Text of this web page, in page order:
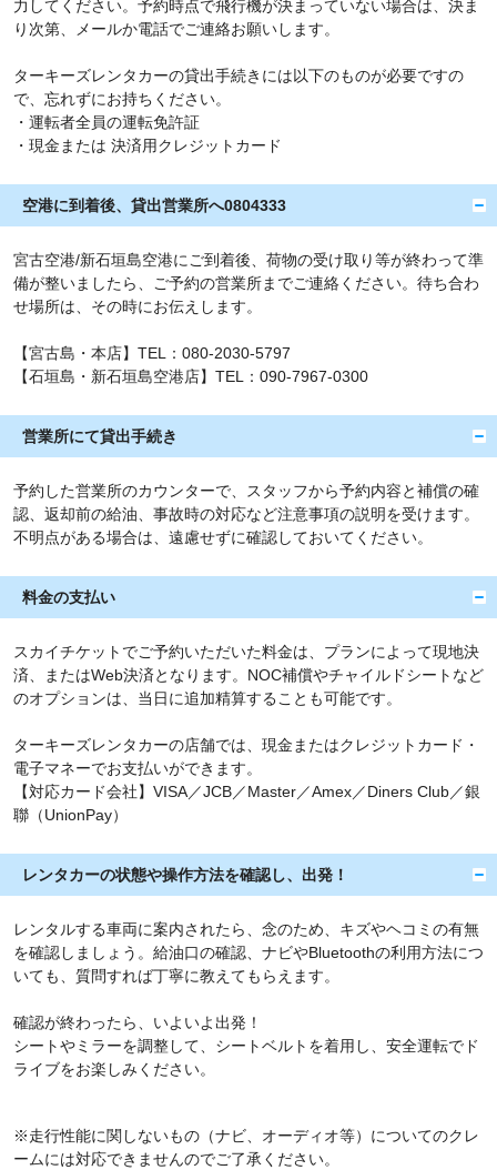
力してください。予約時点で飛行機が決まっていない場合は、決ま
り次第、メールか電話でご連絡お願いします。
ターキーズレンタカーの貸出手続きには以下のものが必要ですの
で、忘れずにお持ちください。
・運転者全員の運転免許証
・現金または 決済用クレジットカード
空港に到着後、貸出営業所へ0804333
宮古空港/新石垣島空港にご到着後、荷物の受け取り等が終わって準
備が整いましたら、ご予約の営業所までご連絡ください。待ち合わ
せ場所は、その時にお伝えします。
【宮古島・本店】TEL：080-2030-5797
【石垣島・新石垣島空港店】TEL：090-7967-0300
営業所にて貸出手続き
予約した営業所のカウンターで、スタッフから予約内容と補償の確
認、返却前の給油、事故時の対応など注意事項の説明を受けます。
不明点がある場合は、遠慮せずに確認しておいてください。
料金の支払い
スカイチケットでご予約いただいた料金は、プランによって現地決
済、またはWeb決済となります。NOC補償やチャイルドシートなど
のオプションは、当日に追加精算することも可能です。
ターキーズレンタカーの店舗では、現金またはクレジットカード・
電子マネーでお支払いができます。
【対応カード会社】VISA／JCB／Master／Amex／Diners Club／銀
聯（UnionPay）
レンタカーの状態や操作方法を確認し、出発！
レンタルする車両に案内されたら、念のため、キズやヘコミの有無
を確認しましょう。給油口の確認、ナビやBluetoothの利用方法につ
いても、質問すれば丁寧に教えてもらえます。
確認が終わったら、いよいよ出発！
シートやミラーを調整して、シートベルトを着用し、安全運転でド
ライブをお楽しみください。
※走行性能に関しないもの（ナビ、オーディオ等）についてのクレ
ームには対応できませんのでご了承ください。